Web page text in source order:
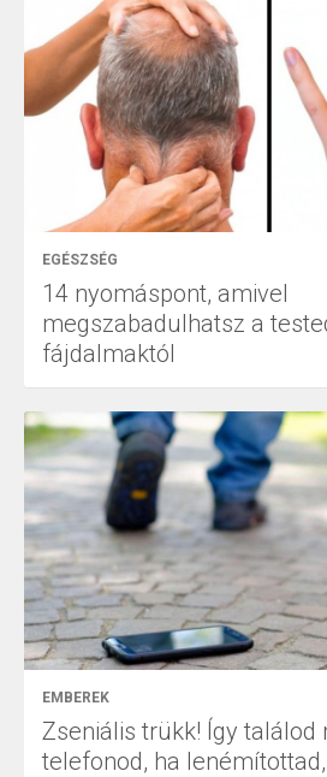
EGÉSZSÉG
14 nyomáspont, amivel
megszabadulhatsz a
fájdalmaktól
EMBEREK
Zseniális trükk! Így találod
telefonod, ha